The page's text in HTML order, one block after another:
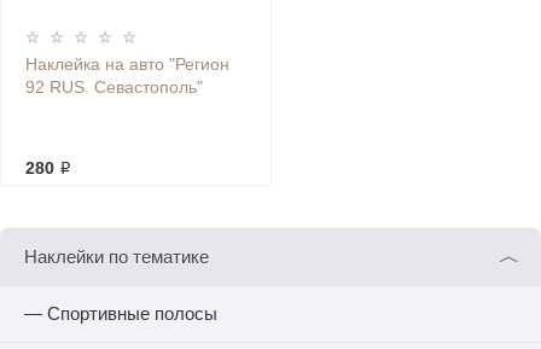
Наклейка на авто "Регион
92 RUS. Севастополь"
280 ₽
Наклейки по тематике ︿
— Спортивные полосы